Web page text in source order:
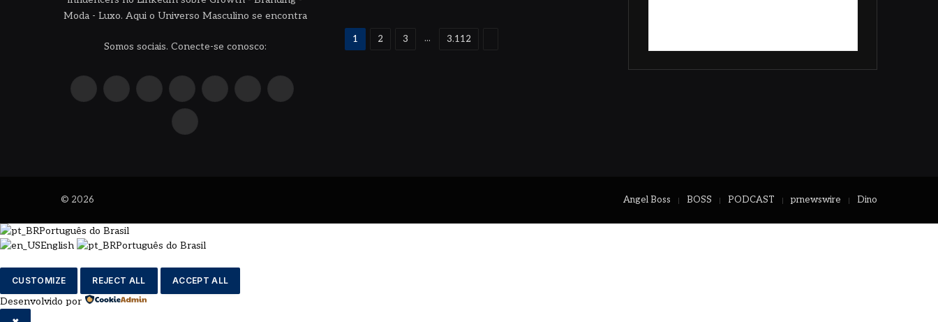
Moda - Luxo. Aqui o Universo Masculino se encontra
Somos sociais. Conecte-se conosco:
InstagramPinterestYouTube LinkedIn WhatsAppReddit
TikTok
1 2 3 ... 3.112
© 2026 Angel Boss BOSS PODCAST prnewswire Dino
Português do Brasil
English
Português do Brasil
CUSTOMIZE REJECT ALL ACCEPT ALL
Desenvolvido por